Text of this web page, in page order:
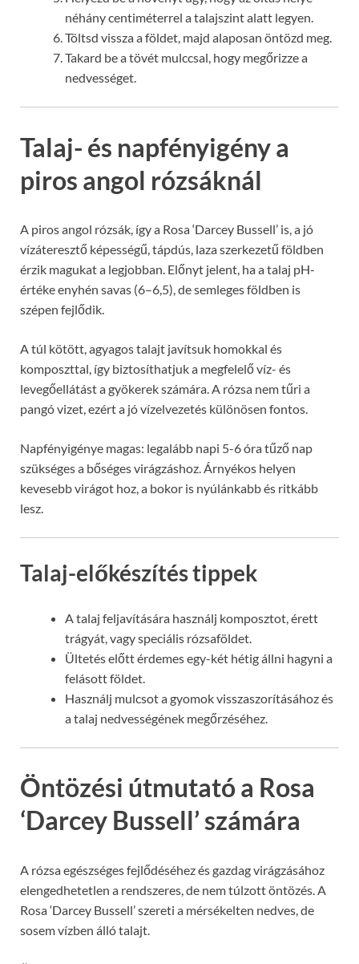
néhány centiméterrel a talajszint alatt legyen.
Töltsd vissza a földet, majd alaposan öntözd meg.
Takard be a tövét mulccsal, hogy megőrizze a
nedvességet.
Talaj- és napfényigény a
piros angol rózsáknál
A piros angol rózsák, így a Rosa ‘Darcey Bussell’ is, a jó
vízáteresztő képességű, tápdús, laza szerkezetű földben
érzik magukat a legjobban. Előnyt jelent, ha a talaj pH-
értéke enyhén savas (6–6,5), de semleges földben is
szépen fejlődik.
A túl kötött, agyagos talajt javítsuk homokkal és
komposzttal, így biztosíthatjuk a megfelelő víz- és
levegőellátást a gyökerek számára. A rózsa nem tűri a
pangó vizet, ezért a jó vízelvezetés különösen fontos.
Napfényigénye magas: legalább napi 5-6 óra tűző nap
szükséges a bőséges virágzáshoz. Árnyékos helyen
kevesebb virágot hoz, a bokor is nyúlánkabb és ritkább
lesz.
Talaj-előkészítés tippek
A talaj feljavítására használj komposztot, érett
trágyát, vagy speciális rózsaföldet.
Ültetés előtt érdemes egy-két hétig állni hagyni a
felásott földet.
Használj mulcsot a gyomok visszaszorításához és
a talaj nedvességének megőrzéséhez.
Öntözési útmutató a Rosa
‘Darcey Bussell’ számára
A rózsa egészséges fejlődéséhez és gazdag virágzásához
elengedhetetlen a rendszeres, de nem túlzott öntözés. A
Rosa ‘Darcey Bussell’ szereti a mérsékelten nedves, de
sosem vízben álló talajt.